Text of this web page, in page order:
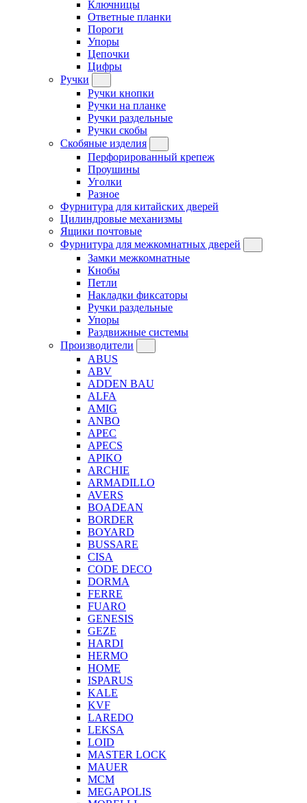
Ключницы
Ответные планки
Пороги
Упоры
Цепочки
Цифры
Ручки
Ручки кнопки
Ручки на планке
Ручки раздельные
Ручки скобы
Скобяные изделия
Перфорированный крепеж
Проушины
Уголки
Разное
Фурнитура для китайских дверей
Цилиндровые механизмы
Ящики почтовые
Фурнитура для межкомнатных дверей
Замки межкомнатные
Кнобы
Петли
Накладки фиксаторы
Ручки раздельные
Упоры
Раздвижные системы
Производители
ABUS
ABV
ADDEN BAU
ALFA
AMIG
ANBO
APEC
APECS
APIKO
ARCHIE
ARMADILLO
AVERS
BOADEAN
BORDER
BOYARD
BUSSARE
CISA
CODE DECO
DORMA
FERRE
FUARO
GENESIS
GEZE
HARDI
HERMO
HOMЕ
ISPARUS
KALE
KVF
LAREDO
LEKSA
LOID
MASTER LOCK
MAUER
MCM
MEGAPOLIS